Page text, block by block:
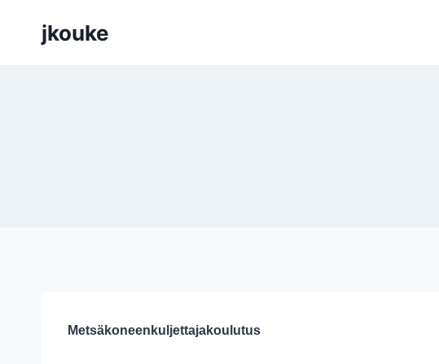
sisältöönjkouke
Metsäkoneenkuljettajakoulutus